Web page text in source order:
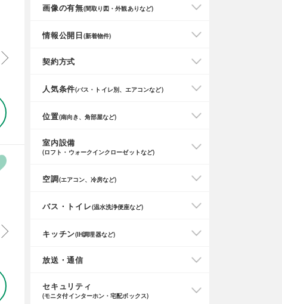
画像の有無(間取り図・外観ありなど)
情報公開日(新着物件)
契約方式
人気条件(バス・トイレ別、エアコンなど)
位置(南向き、角部屋など)
室内設備
(ロフト・ウォークインクローゼットなど)
空調(エアコン、冷房など)
バス・トイレ(温水洗浄便座など)
キッチン(IH調理器など)
放送・通信
セキュリティ
(モニタ付インターホン・宅配ボックス)